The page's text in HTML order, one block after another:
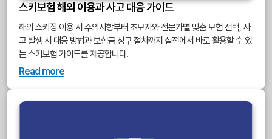
스키보험 해외 이용과 사고 대응 가이드
해외 스키장 이용 시 주의사항부터 초보자와 전문가별 맞춤 보험 선택, 사
고 발생 시 대응 방법과 보험금 청구 절차까지 실전에서 바로 활용할 수 있
는 스키보험 가이드를 제공합니다.
Read more